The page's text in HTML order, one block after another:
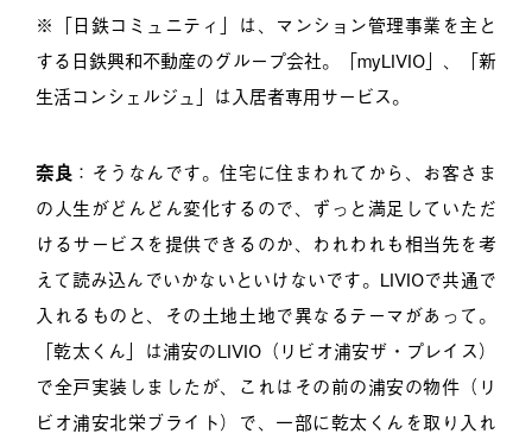
※「日鉄コミュニティ」は、マンション管理事業を主と
する日鉄興和不動産のグループ会社。「myLIVIO」、「新
生活コンシェルジュ」は入居者専用サービス。
奈良 ：そうなんです。住宅に住まわれてから、お客さま
の人生がどんどん変化するので、ずっと満足していただ
けるサービスを提供できるのか、われわれも相当先を考
えて読み込んでいかないといけないです。LIVIOで共通で
入れるものと、その土地土地で異なるテーマがあって。
「乾太くん」は浦安のLIVIO（リビオ浦安ザ・プレイス）
で全戸実装しましたが、これはその前の浦安の物件（リ
ビオ浦安北栄ブライト）で、一部に乾太くんを取り入れ